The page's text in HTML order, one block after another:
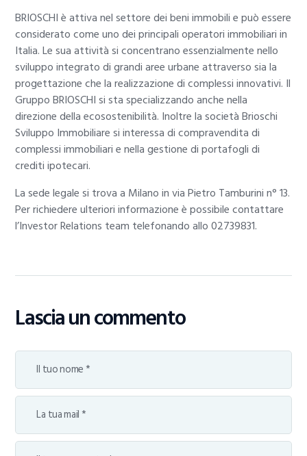
BRIOSCHI è attiva nel settore dei beni immobili e può essere
considerato come uno dei principali operatori immobiliari in
Italia. Le sua attività si concentrano essenzialmente nello
sviluppo integrato di grandi aree urbane attraverso sia la
progettazione che la realizzazione di complessi innovativi. Il
Gruppo BRIOSCHI si sta specializzando anche nella
direzione della ecosostenibilità. Inoltre la società Brioschi
Sviluppo Immobiliare si interessa di compravendita di
complessi immobiliari e nella gestione di portafogli di
crediti ipotecari.
La sede legale si trova a Milano in via Pietro Tamburini n° 13.
Per richiedere ulteriori informazione è possibile contattare
l’Investor Relations team telefonando allo 02739831.
Lascia un commento